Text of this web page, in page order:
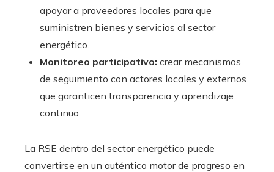
apoyar a proveedores locales para que
suministren bienes y servicios al sector
energético.
Monitoreo participativo: crear mecanismos
de seguimiento con actores locales y externos
que garanticen transparencia y aprendizaje
continuo.
La RSE dentro del sector energético puede
convertirse en un auténtico motor de progreso en